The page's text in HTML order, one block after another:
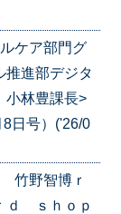
ケア部門グ
進部デジタ
林豊課長>
日号）('26/0
竹野智博ｒ
ｄ ｓｈｏｐ